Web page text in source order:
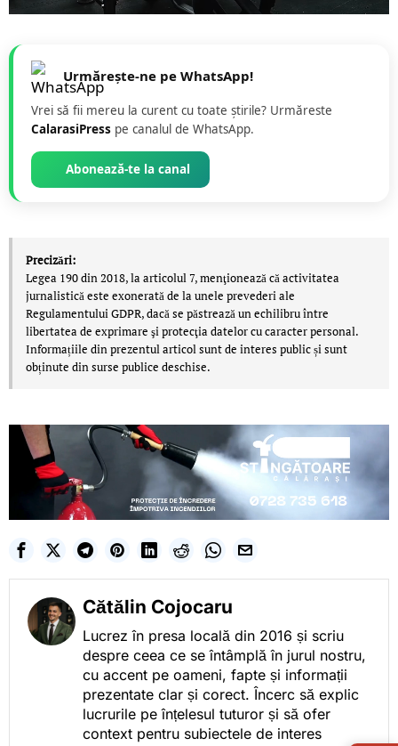
Urmărește-ne pe WhatsApp!
Vrei să fii mereu la curent cu toate știrile? Urmăreste
CalarasiPress pe canalul de WhatsApp.
Abonează-te la canal
Precizări:
Legea 190 din 2018, la articolul 7, menţionează că activitatea
jurnalistică este exonerată de la unele prevederi ale
Regulamentului GDPR, dacă se păstrează un echilibru între
libertatea de exprimare şi protecţia datelor cu caracter personal.
Informațiile din prezentul articol sunt de interes public și sunt
obținute din surse publice deschise.
Cătălin Cojocaru
Lucrez în presa locală din 2016 și scriu
despre ceea ce se întâmplă în jurul nostru,
cu accent pe oameni, fapte și informații
prezentate clar și corect. Încerc să explic
lucrurile pe înțelesul tuturor și să ofer
context pentru subiectele de interes